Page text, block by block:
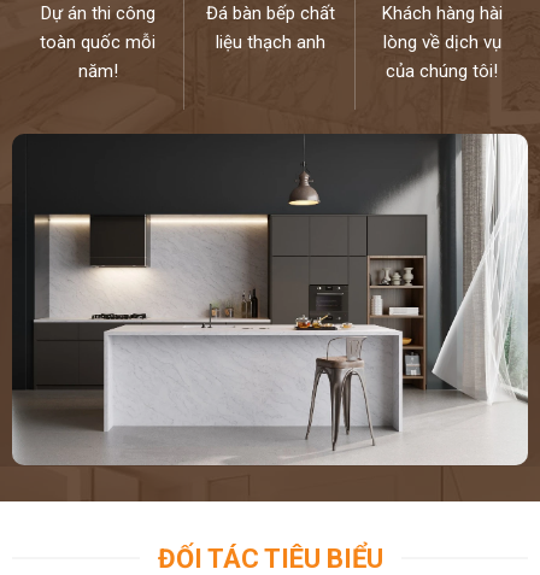
Dự án thi công
toàn quốc mỗi
năm!
Đá bàn bếp chất
liệu thạch anh
Khách hàng hài
lòng về dịch vụ
của chúng tôi!
ĐỐI TÁC TIÊU BIỂU